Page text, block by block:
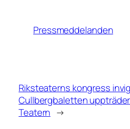
Pressmeddelanden
Riksteaterns kongress
Cullbergbaletten
Teatern →